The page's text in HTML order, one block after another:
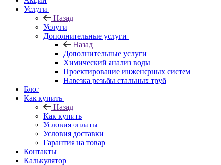
Услуги
Назад
Услуги
Дополнительные услуги
Назад
Дополнительные услуги
Химический анализ воды
Проектирование инженерных систем
Нарезка резьбы стальных труб
Блог
Как купить
Назад
Как купить
Условия оплаты
Условия доставки
Гарантия на товар
Контакты
Калькулятор